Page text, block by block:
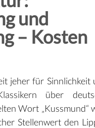
und
– Kosten
jeher für Sinnlichkeit
über
Wort „Kussmund“
Stellenwert den